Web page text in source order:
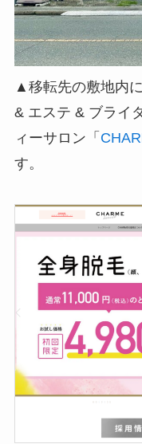
▲移転先の敷地内
& エステ & ブライ
ィーサロン「
す。